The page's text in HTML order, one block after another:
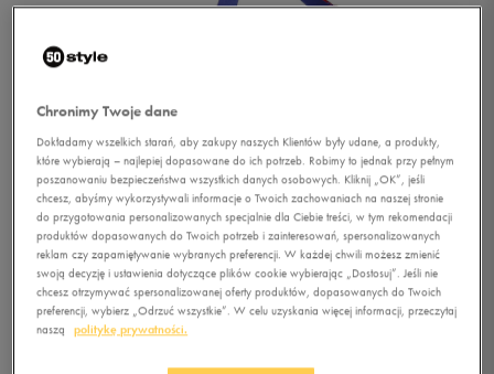
Chronimy Twoje dane
Dokładamy wszelkich starań, aby zakupy naszych Klientów były udane, a produkty,
które wybierają – najlepiej dopasowane do ich potrzeb. Robimy to jednak przy pełnym
poszanowaniu bezpieczeństwa wszystkich danych osobowych. Kliknij „OK”, jeśli
chcesz, abyśmy wykorzystywali informacje o Twoich zachowaniach na naszej stronie
do przygotowania personalizowanych specjalnie dla Ciebie treści, w tym rekomendacji
produktów dopasowanych do Twoich potrzeb i zainteresowań, spersonalizowanych
reklam czy zapamiętywanie wybranych preferencji. W każdej chwili możesz zmienić
swoją decyzję i ustawienia dotyczące plików cookie wybierając „Dostosuj”. Jeśli nie
chcesz otrzymywać spersonalizowanej oferty produktów, dopasowanych do Twoich
preferencji, wybierz „Odrzuć wszystkie”. W celu uzyskania więcej informacji, przeczytaj
naszą
politykę prywatności.